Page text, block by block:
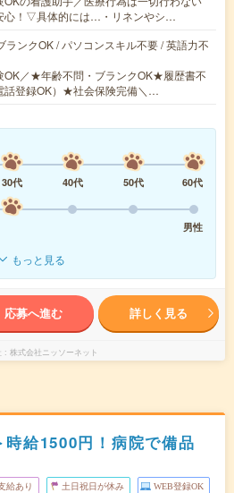
心！▽具体的には…・リネンやシ…
ランクOK / パソコンスキル不要 / 英語力不
OK／★年齢不問・ブランクOK★履歴書不
話登録OK）★社会保険完備＼…
30代 40代 50代
60代
男性
もっと見る
応募へ進む 詳しく見る
株式会社ニッソーネット
時給1500円！病院で備品
給あり 土日祝日が休み WEB登録OK